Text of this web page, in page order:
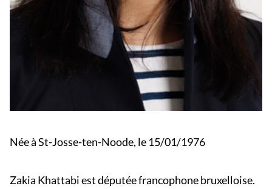
Née à St-Josse-ten-Noode, le 15/01/1976
Zakia Khattabiest députée francophone bruxelloise.